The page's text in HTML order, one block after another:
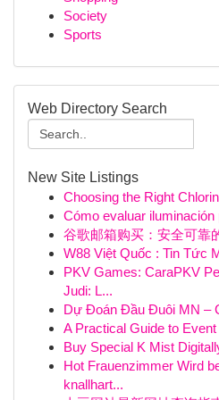
Society
Sports
Web Directory Search
New Site Listings
Choosing the Right
Cómo evaluar iluminación
谷歌邮箱购买：安全可靠
W88 Việt Quốc : Tin Tức
PKV Games: CaraPKV
Judi: L...
Dự Đoán Đầu Đuôi MN –
A Practical Guide to
Buy Special K Mist
Hot Frauenzimmer Wird
knallhart...